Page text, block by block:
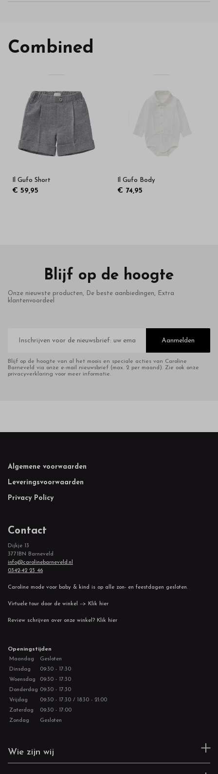
Combined
Il Gufo Short
€ 59,95
Il Gufo Body
€ 74,95
Blijf op de hoogte
Onze nieuwste producten, De beste aanbiedingen, Extra
klantenvoordeel
mailadres
Aanmelden
Blijf op de hoogte van al het moois en speciale acties van Caroline
Barneveld via onze e-mail nieuwsbrief (max. 2 per maand). Zie ook onze
privacyverklaring voor meer informatie.
Footer
Algemene voorwaarden
Leveringsvoorwaarden
Privacy Policy
Contact
Dijkje 13
3771BN Barneveld
info@carolinebarneveld.nl
0342-42 23 46
Caroline mode voor baby & kind is op alle zon- en feestdagen gesloten.
Virtuele tour door de winkel --> Klik hier
Review schrijven over onze winkel? Klik hier
Openingstijden
Maandag
Gesloten
Dinsdag
09:30 - 17:30
Woensdag
09:30 - 17:30
Donderdag 09:30 - 17:30
Vrijdag
09:30 - 17:30 / 18:30 - 21:00
Zaterdag
09:30 - 17:00
Zondag
Gesloten
Wie zijn wij